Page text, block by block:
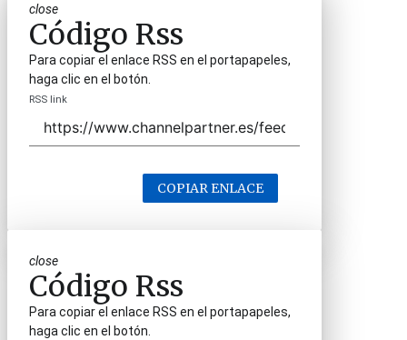
close
Código Rss
Para copiar el enlace RSS en el portapapeles,
haga clic en el botón.
RSS link
COPIAR ENLACE
close
Código Rss
Para copiar el enlace RSS en el portapapeles,
haga clic en el botón.